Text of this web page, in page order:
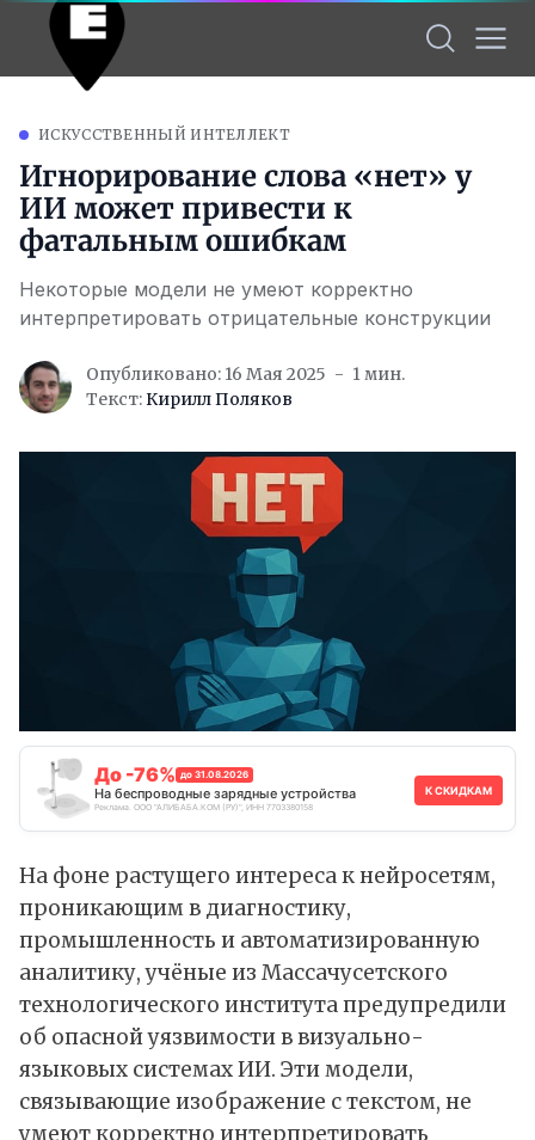
ИСКУССТВЕННЫЙ ИНТЕЛЛЕКТ
Игнорирование слова «нет» у
ИИ может привести к
фатальным ошибкам
Некоторые модели не умеют корректно
интерпретировать отрицательные конструкции
Опубликовано: 16 Мая 2025
1 мин.
Текст: Кирилл Поляков
До -76% до 31.08.2026
На беспроводные зарядные устройства
Реклама. ООО "АЛИБАБА.КОМ (РУ)", ИНН 7703380158
К СКИДКАМ
На фоне растущего интереса к нейросетям,
проникающим в диагностику,
промышленность и автоматизированную
аналитику, учёные из Массачусетского
технологического института предупредили
об опасной уязвимости в визуально-
языковых системах ИИ. Эти модели,
связывающие изображение с текстом, не
умеют корректно интерпретировать